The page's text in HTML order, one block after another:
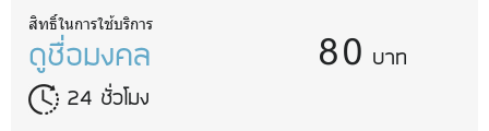
สิทธิ์ในการใช้บริการ
ดูชื่อมงคล
24 ชั่วโมง
80 บาท